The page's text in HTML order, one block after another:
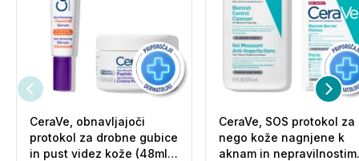
CeraVe, obnavljajoči
protokol za drobne gubice
in pust videz kože (48ml
CeraVe, SOS protokol za
nego kože nagnjene k
aknam in nepravilnostim